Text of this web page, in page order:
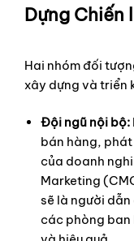
Dựng Chiến
Hai nhóm đối
xây dựng và triển
Đội ngũ nội bộ:
bán hàng,
của doanh
Marketing
sẽ là người
các phòng ban